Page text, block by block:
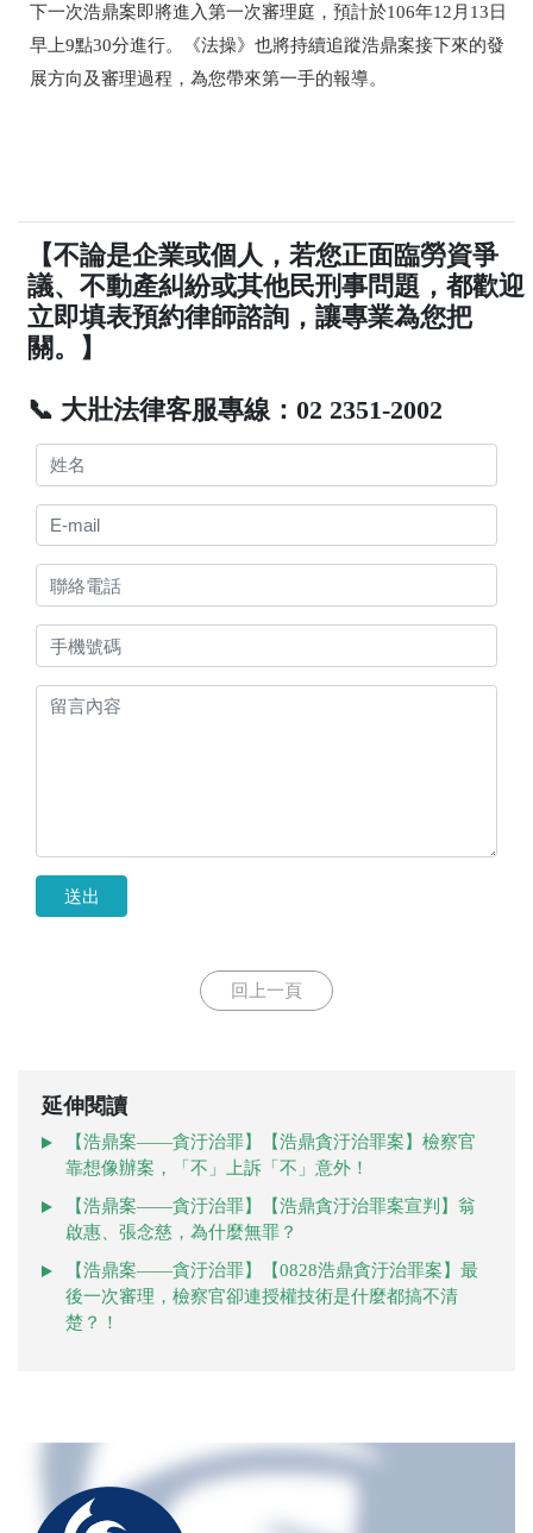
下一次浩鼎案即將進入第一次審理庭，預計於106年12月13日
早上9點30分進行。《法操》也將持續追蹤浩鼎案接下來的發
展方向及審理過程，為您帶來第一手的報導。
【不論是企業或個人，若您正面臨勞資爭
議、不動產糾紛或其他民刑事問題，都歡迎
立即填表預約律師諮詢，讓專業為您把
關。】
📞 大壯法律客服專線：02 2351-2002
送出
回上一頁
延伸閱讀
【浩鼎案——貪汙治罪】【浩鼎貪汙治罪案】檢察官
靠想像辦案，「不」上訴「不」意外！
【浩鼎案——貪汙治罪】【浩鼎貪汙治罪案宣判】翁
啟惠、張念慈，為什麼無罪？
【浩鼎案——貪汙治罪】【0828浩鼎貪汙治罪案】最
後一次審理，檢察官卻連授權技術是什麼都搞不清
楚？！